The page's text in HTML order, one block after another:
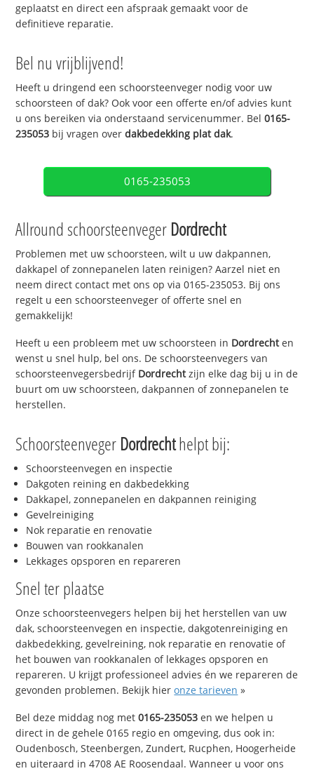
geplaatst en direct een afspraak gemaakt voor de
definitieve reparatie.
Bel nu vrijblijvend!
Heeft u dringend een schoorsteenveger nodig voor uw
schoorsteen of dak? Ook voor een offerte en/of advies kunt
u ons bereiken via onderstaand servicenummer. Bel0165-
235053 bij vragen overdakbedekking plat dak.
0165-235053
Allround schoorsteenveger Dordrecht
Problemen met uw schoorsteen, wilt u uw dakpannen,
dakkapel of zonnepanelen laten reinigen? Aarzel niet en
neem direct contact met ons op via 0165-235053. Bij ons
regelt u een schoorsteenveger of offerte snel en
gemakkelijk!
Heeft u een probleem met uw schoorsteen in Dordrechten
wenst u snel hulp, bel ons. De schoorsteenvegers van
schoorsteenvegersbedrijf Dordrechtzijn elke dag bij u in de
buurt om uw schoorsteen, dakpannen of zonnepanelen te
herstellen.
Schoorsteenveger Dordrechthelpt bij:
Schoorsteenvegen en inspectie
Dakgoten reining en dakbedekking
Dakkapel, zonnepanelen en dakpannen reiniging
Gevelreiniging
Nok reparatie en renovatie
Bouwen van rookkanalen
Lekkages opsporen en repareren
Snel ter plaatse
Onze schoorsteenvegers helpen bij het herstellen van uw
dak, schoorsteenvegen en inspectie, dakgotenreiniging en
dakbedekking, gevelreining, nok reparatie en renovatie of
het bouwen van rookkanalen of lekkages opsporen en
repareren. U krijgt professioneel advies én we repareren de
gevonden problemen. Bekijk hieronze tarieven »
Bel deze middag nog met0165-235053 en we helpen u
direct in de gehele 0165 regio en omgeving, dus ook in:
Oudenbosch, Steenbergen, Zundert, Rucphen, Hoogerheide
en uiteraard in 4708 AE Roosendaal. Wanneer u voor ons